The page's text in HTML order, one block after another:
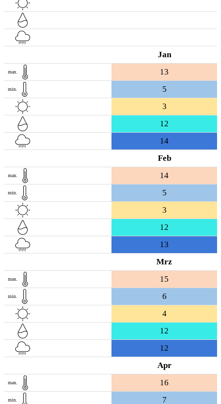
Jan
max. 13
min.
5
3
12
14
Feb
max. 14
min.
5
3
12
13
Mrz
max. 15
min.
6
4
12
12
Apr
max. 16
min.
7